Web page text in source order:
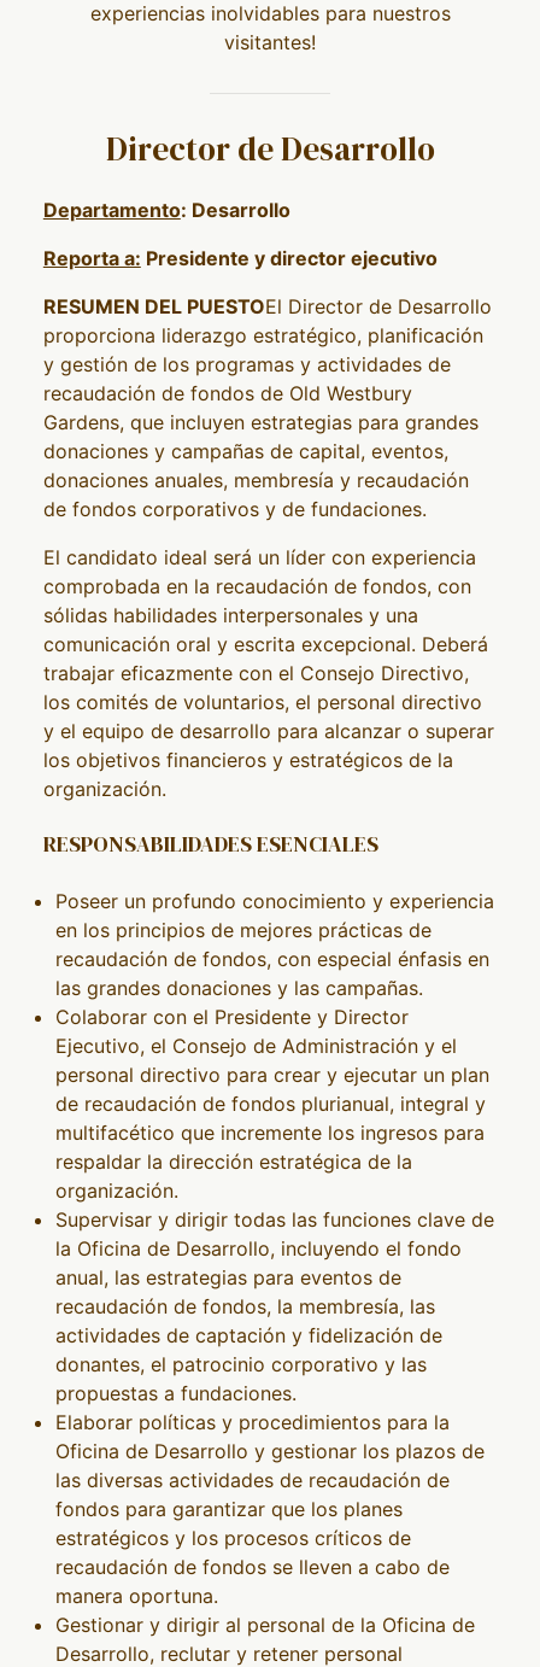
experiencias inolvidables para nuestros
visitantes!
Director de Desarrollo
Departamento: Desarrollo
Reporta a: Presidente y director ejecutivo
RESUMEN DEL PUESTOEl Director de Desarrollo
proporciona liderazgo estratégico, planificación
y gestión de los programas y actividades de
recaudación de fondos de Old Westbury
Gardens, que incluyen estrategias para grandes
donaciones y campañas de capital, eventos,
donaciones anuales, membresía y recaudación
de fondos corporativos y de fundaciones.
El candidato ideal será un líder con experiencia
comprobada en la recaudación de fondos, con
sólidas habilidades interpersonales y una
comunicación oral y escrita excepcional. Deberá
trabajar eficazmente con el Consejo Directivo,
los comités de voluntarios, el personal directivo
y el equipo de desarrollo para alcanzar o superar
los objetivos financieros y estratégicos de la
organización.
RESPONSABILIDADES ESENCIALES
Poseer un profundo conocimiento y experiencia
en los principios de mejores prácticas de
recaudación de fondos, con especial énfasis en
las grandes donaciones y las campañas.
Colaborar con el Presidente y Director
Ejecutivo, el Consejo de Administración y el
personal directivo para crear y ejecutar un plan
de recaudación de fondos plurianual, integral y
multifacético que incremente los ingresos para
respaldar la dirección estratégica de la
organización.
Supervisar y dirigir todas las funciones clave de
la Oficina de Desarrollo, incluyendo el fondo
anual, las estrategias para eventos de
recaudación de fondos, la membresía, las
actividades de captación y fidelización de
donantes, el patrocinio corporativo y las
propuestas a fundaciones.
Elaborar políticas y procedimientos para la
Oficina de Desarrollo y gestionar los plazos de
las diversas actividades de recaudación de
fondos para garantizar que los planes
estratégicos y los procesos críticos de
recaudación de fondos se lleven a cabo de
manera oportuna.
Gestionar y dirigir al personal de la Oficina de
Desarrollo, reclutar y retener personal